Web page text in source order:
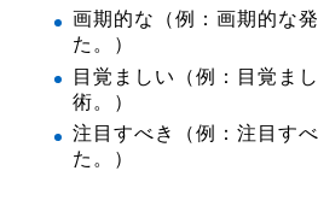
画期的な（例：画期的な
た。）
目覚ましい（例：目覚ま
術。）
注目すべき（例：注目す
た。）